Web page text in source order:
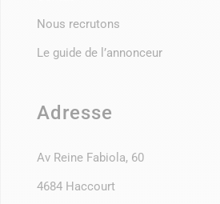
Nous recrutons
Le guide de l’annonceur
Adresse
Av Reine Fabiola, 60
4684 Haccourt